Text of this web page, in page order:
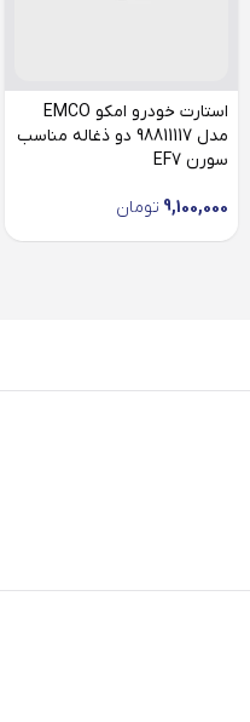
استارت خودرو امکو EMCO
مدل 98811117 دو ذغاله مناسب
سورن EF7
9,100,000 تومان